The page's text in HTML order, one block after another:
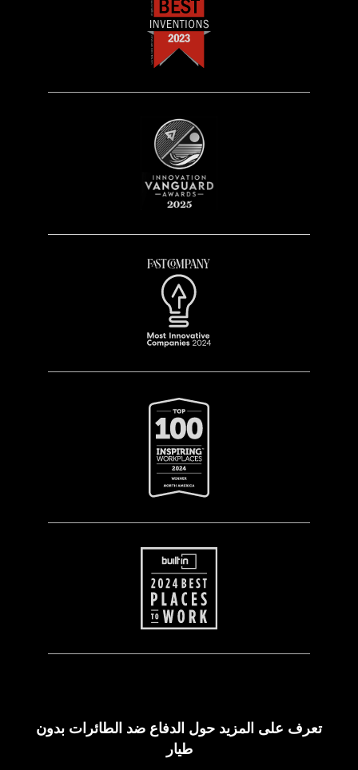
تعرف على المزيد حول الدفاع ضد الطائرات بدون
طيار